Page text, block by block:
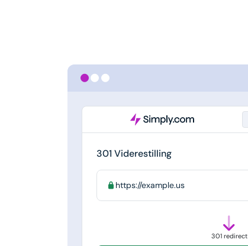
301 Viderestilling
https://example.us
301 redirect